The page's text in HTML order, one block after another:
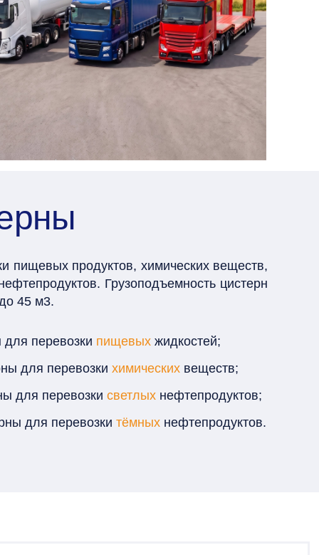
пищевых продуктов, химических веществ,
Грузоподъемность цистерн
45 м3.
перевозки пищевых жидкостей;
для перевозки химических веществ;
для перевозки светлых нефтепродуктов;
для перевозки тёмных нефтепродуктов.